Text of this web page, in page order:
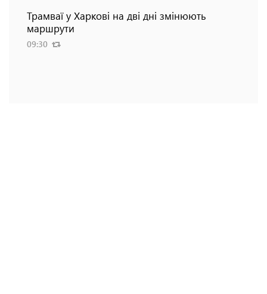
Трамваї у Харкові на дві дні змінюють
маршрути
09:30